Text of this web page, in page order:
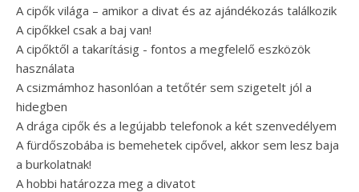
A cipők világa – amikor a divat és az ajándékozás találkozik
A cipőkkel csak a baj van!
A cipőktől a takarításig - fontos a megfelelő eszközök
használata
A csizmámhoz hasonlóan a tetőtér sem szigetelt jól a
hidegben
A drága cipők és a legújabb telefonok a két szenvedélyem
A fürdőszobába is bemehetek cipővel, akkor sem lesz baja
a burkolatnak!
A hobbi határozza meg a divatot